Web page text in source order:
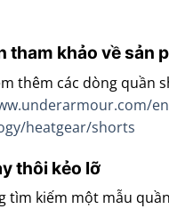
tham khảo về sản
thêm các dòng quần
heatgear/shorts
thôi kẻo lỡ
tìm kiếm một mẫu